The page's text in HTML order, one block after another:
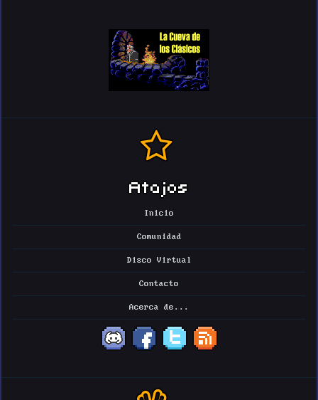
Atajos
Inicio
Comunidad
Disco Virtual
Contacto
Acerca de...